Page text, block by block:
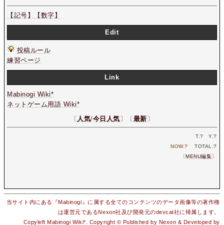
【記号】 【数字】
Edit
投稿ルール
練習ページ
Link
Mabinogi Wiki*
ネットゲーム用語 Wiki*
〔 人気/今日人気 〕〔 最新 〕
T.? Y.?
NOW.? TOTAL.?
〔MENU編集〕
当サイト内にある『Mabinogi』に属する全てのコンテンツのデータ画像等の著作権
は運営元であるNexon社及び開発元のdevcat社に帰属します。
Copyleft Mabinogi Wiki*. Copyright © Published by Nexon & Developed by